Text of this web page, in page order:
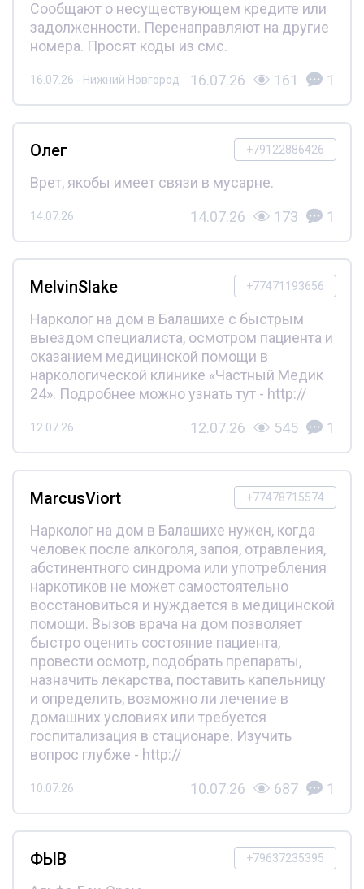
Сообщают о несуществующем кредите или
задолженности. Перенаправляют на другие
номера. Просят коды из смс.
16.07.26 - Нижний Новгород 16.07.26 161 1
+79122886426
Олег
Врет, якобы имеет связи в мусарне.
14.07.26 14.07.26 173 1
+77471193656
MelvinSlake
Нарколог на дом в Балашихе с быстрым
выездом специалиста, осмотром пациента и
оказанием медицинской помощи в
наркологической клинике «Частный Медик
24». Подробнее можно узнать тут - http://
12.07.26 12.07.26 545 1
+77478715574
MarcusViort
Нарколог на дом в Балашихе нужен, когда
человек после алкоголя, запоя, отравления,
абстинентного синдрома или употребления
наркотиков не может самостоятельно
восстановиться и нуждается в медицинской
помощи. Вызов врача на дом позволяет
быстро оценить состояние пациента,
провести осмотр, подобрать препараты,
назначить лекарства, поставить капельницу
и определить, возможно ли лечение в
домашних условиях или требуется
госпитализация в стационаре. Изучить
вопрос глубже - http://
10.07.26 10.07.26 687 1
+79637235395
ФЫВ